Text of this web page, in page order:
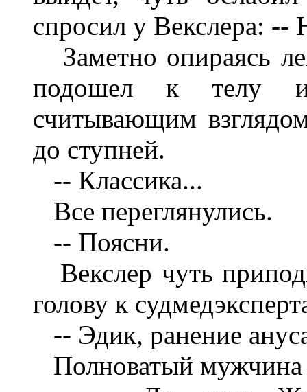
спросил у Векслера: --
Заметно опираясь
подошел к телу и
считывающим
до ступней.
-- Классика...
Все переглянулись.
-- Поясни.
Векслер чуть
голову к судмедэкс
-- Эдик, ранение
Полноватый мужчина